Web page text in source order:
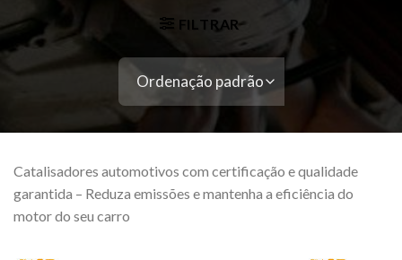
FILTRAR
Catalisadores automotivos com certificação e qualidade
garantida – Reduza emissões e mantenha a eficiência do
motor do seu carro